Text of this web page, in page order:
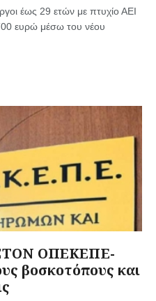
έως 29 ετών με πτυχίο ΑΕΙ
ευρώ μέσω του νέου
ΟΠΕΚΕΠΕ-
βοσκοτόπους και